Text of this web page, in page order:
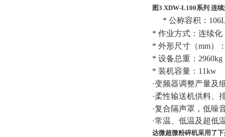
图3 XDW-L100系列 连
* 公称容积：
* 作业方式：连续化
* 外形尺寸（mm）
* 设备总重： 2960kg
* 装机容量： 11kw
·变频器调整产量及
·柔性输送机供料、
·复合隔声罩，低噪
·常温、低温及超低
达微超微粉碎机采用了